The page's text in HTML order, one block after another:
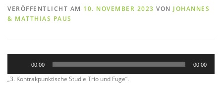
VERÖFFENTLICHT AM 10. NOVEMBER 2023 VON JOHANNES
& MATTHIAS PAUS
00:00 00:00
„3. Kontrakpunktische Studie Trio und Fuge“.